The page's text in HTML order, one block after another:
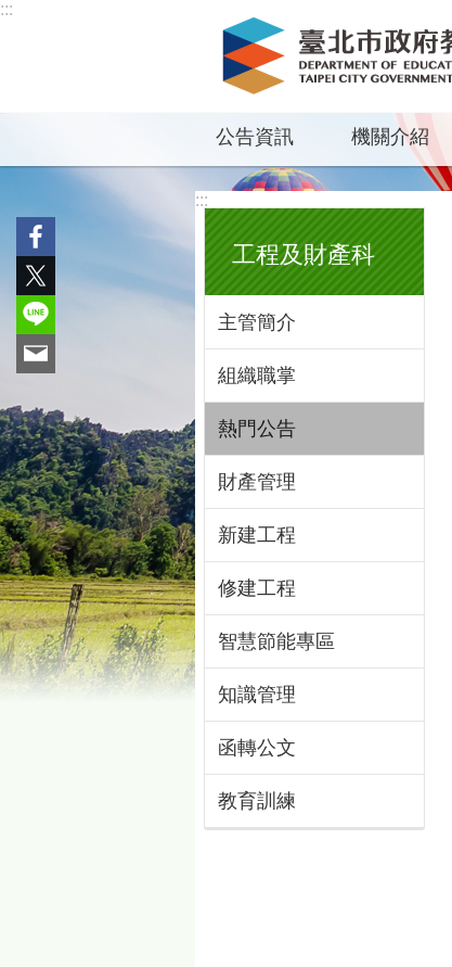
跳到主要內容區塊
:::
公告資訊 機關介紹
:::
工程及財產科
主管簡介
組織職掌
熱門公告
財產管理
新建工程
修建工程
智慧節能專區
知識管理
函轉公文
教育訓練